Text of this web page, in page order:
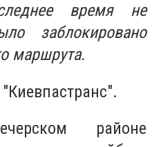
время не
заблокировано
маршрута.
районе